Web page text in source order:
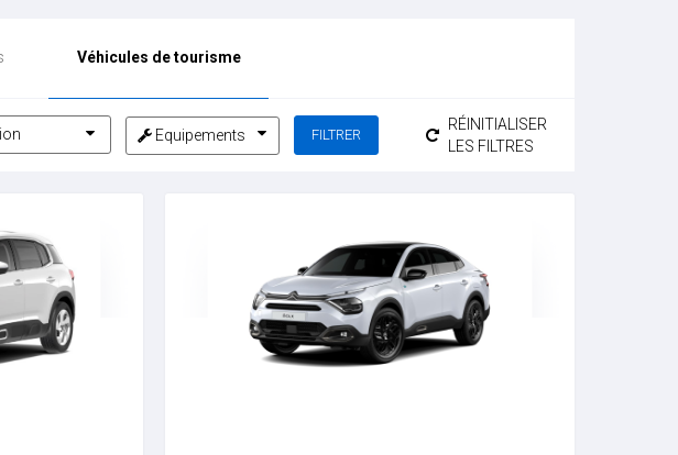
Véhicules de tourisme
Equipements
RÉINITIALISER
LES FILTRES